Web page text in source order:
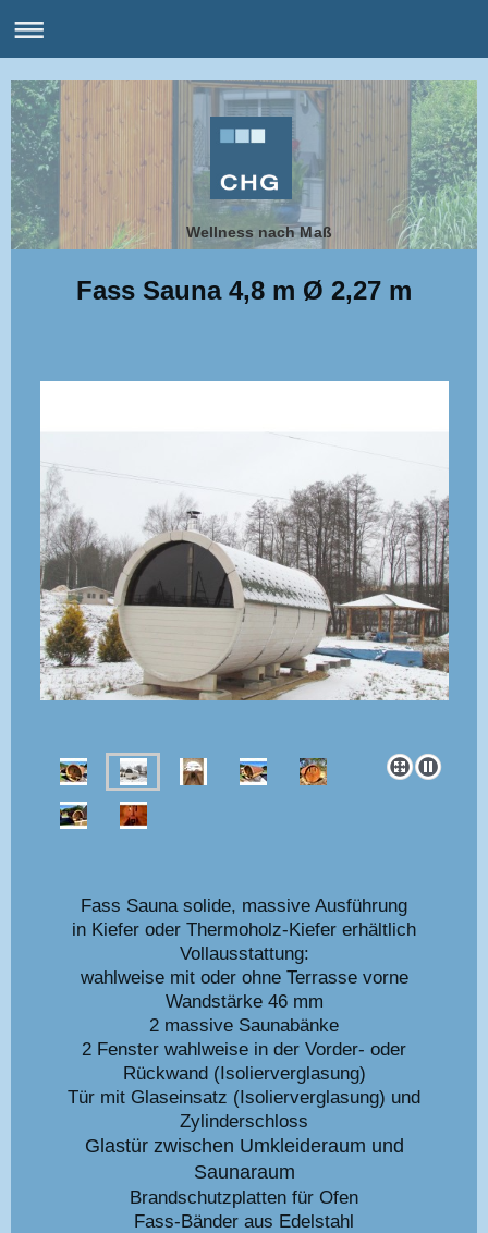
Wellness nach Maß
Fass Sauna 4,8 m Ø 2,27 m
Fass Sauna solide, massive Ausführung
in Kiefer oder Thermoholz-Kiefer erhältlich
Vollausstattung:
wahlweise mit oder ohne Terrasse vorne
Wandstärke 46 mm
2 massive Saunabänke
2 Fenster wahlweise in der Vorder- oder
Rückwand (Isolierverglasung)
Tür mit Glaseinsatz (Isolierverglasung) und
Zylinderschloss
Glastür zwischen Umkleideraum und
Saunaraum
Brandschutzplatten für Ofen
Fass-Bänder aus Edelstahl